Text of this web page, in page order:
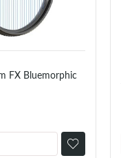
FX Bluemorphic